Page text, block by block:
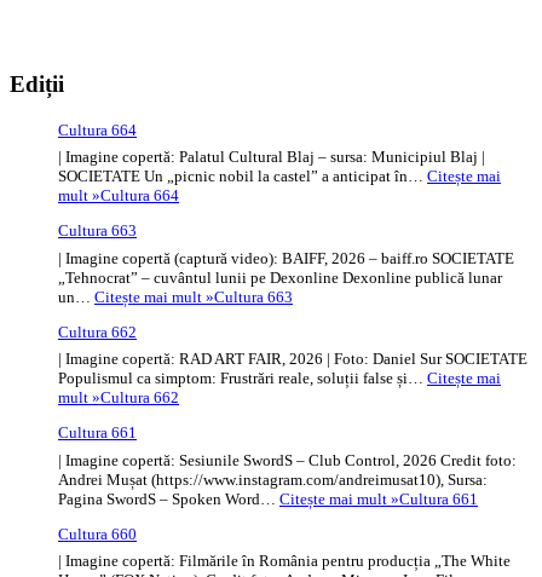
Ediții
Cultura 664
| Imagine copertă: Palatul Cultural Blaj – sursa: Municipiul Blaj |
SOCIETATE Un „picnic nobil la castel” a anticipat în… Citește mai
mult »Cultura 664
Cultura 663
| Imagine copertă (captură video): BAIFF, 2026 – baiff.ro SOCIETATE
„Tehnocrat” – cuvântul lunii pe Dexonline Dexonline publică lunar
un… Citește mai mult »Cultura 663
Cultura 662
| Imagine copertă: RAD ART FAIR, 2026 | Foto: Daniel Sur SOCIETATE
Populismul ca simptom: Frustrări reale, soluții false și… Citește mai
mult »Cultura 662
Cultura 661
| Imagine copertă: Sesiunile SwordS – Club Control, 2026 Credit foto:
Andrei Mușat (https://www.instagram.com/andreimusat10), Sursa:
Pagina SwordS – Spoken Word… Citește mai mult »Cultura 661
Cultura 660
| Imagine copertă: Filmările în România pentru producția „The White